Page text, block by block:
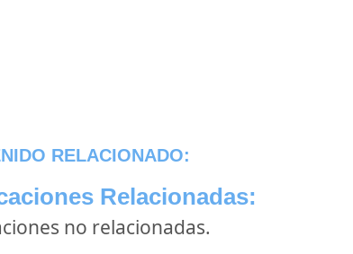
RELACIONADO:
Relacionadas:
no relacionadas.